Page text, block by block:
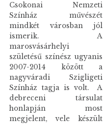
Csokonai Nemzeti
Színház művészét
mindkét városban jól
ismerik. A
marosvásárhelyi
születésű színész ugyanis
2007-2014 között a
nagyváradi Szigligeti
Színház tagja is volt. A
debreceni társulat
honlapján most
megjelent, vele készült